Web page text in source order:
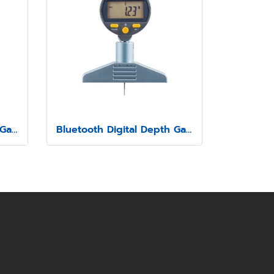
Bluetooth Digital Depth Gauge Model SSD-213 Bluetooth Digital Depth Gauge Model SSD-210